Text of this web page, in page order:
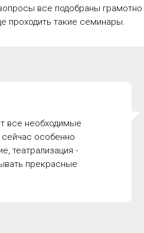
все подобраны грамотно
проходить такие семинары.
все необходимые
сейчас особенно
театрализация -
прекрасные